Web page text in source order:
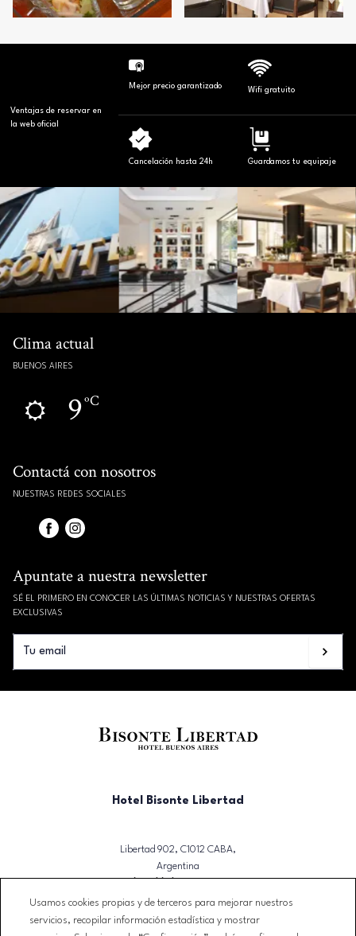
Ventajas de reservar en
la web oficial
Mejor precio garantizado Wifi gratuito
Cancelación hasta 24h Guardamos tu equipaje
Clima actual
BUENOS AIRES
9ºC
Contactá con nosotros
NUESTRAS REDES SOCIALES
Apuntate a nuestra newsletter
SÉ EL PRIMERO EN CONOCER LAS ÚLTIMAS NOTICIAS Y NUESTRAS OFERTAS
EXCLUSIVAS
Hotel Bisonte Libertad
Libertad 902, C1012 CABA,
Argentina
T. (+54)(11) 3723-2500
reservas@bisontelibertad.com
Usamos cookies propias y de terceros para mejorar nuestros
servicios, recopilar información estadística y mostrar